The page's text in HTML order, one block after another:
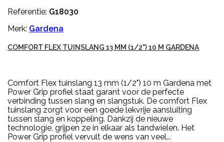
Referentie: G18030
Merk: Gardena
COMFORT FLEX TUINSLANG 13 MM (1/2") 10 M GARDENA
Comfort Flex tuinslang 13 mm (1/2") 10 m Gardena met
Power Grip profiel staat garant voor de perfecte
verbinding tussen slang en slangstuk. De comfort Flex
tuinslang zorgt voor een goede lekvrije aansluiting
tussen slang en koppeling. Dankzij de nieuwe
technologie, grijpen ze in elkaar als tandwielen. Het
Power Grip profiel vervult de wens van veel...